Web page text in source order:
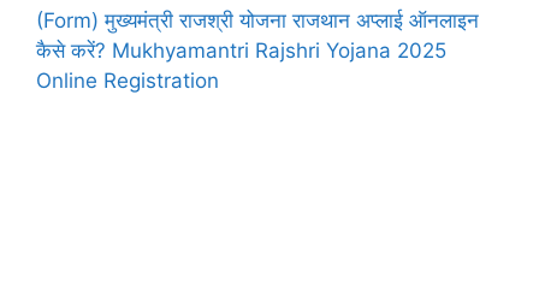
(Form) मुख्यमंत्री राजश्री योजना राजथान अप्लाई ऑनलाइन
कैसे करें? Mukhyamantri Rajshri Yojana 2025
Online Registration